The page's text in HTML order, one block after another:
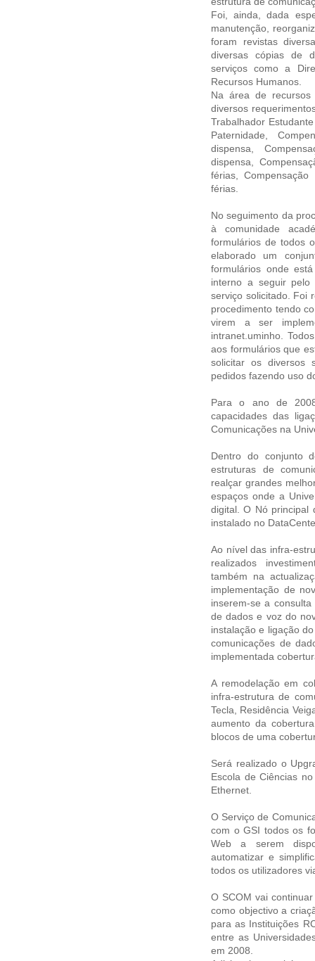
Foi, ainda, dada
manutenção,
foram revistas
diversas cópias de
serviços como a
Recursos Humanos.
Na área de recursos
diversos
Trabalhador
Paternidade,
dispensa,
dispensa,
férias,
férias.
No seguimento da
à comunidade
formulários de todos
elaborado um
formulários onde
interno a seguir
serviço solicitado. Foi
procedimento tendo
virem a ser
intranet.uminho.
aos formulários que
solicitar os diversos
pedidos fazendo uso
Para o ano de
capacidades das
Comunicações na
Dentro do conjunto
estruturas de
realçar grandes
espaços onde a
digital. O Nó principal
instalado no
Ao nível das infra-
realizados
também na
implementação de
inserem-se a
de dados e voz do
instalação e ligação
comunicações de
implementada
A remodelação em
infra-estrutura de
Tecla, Residência
aumento da
blocos de uma
Será realizado o
Escola de Ciências
Ethernet.
O Serviço de
com o GSI todos os
Web a serem
automatizar e
todos os utilizadores
O SCOM vai
como objectivo a
para as Instituições
entre as
em 2008.